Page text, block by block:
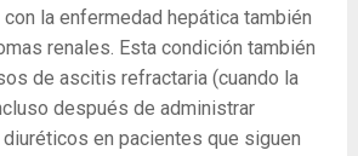
la enfermedad hepática también
renales. Esta condición también
de ascitis refractaria (cuando la
después de administrar
en pacientes que siguen